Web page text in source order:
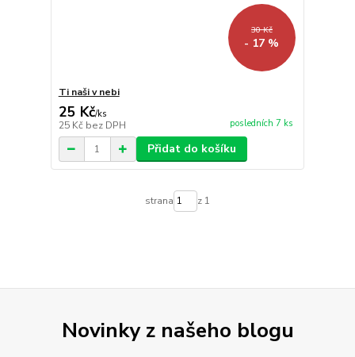
30 Kč
- 17 %
Ti naši v nebi
25 Kč/ks
25 Kč bez DPH posledních 7 ks
Přidat do košíku
strana z 1
Novinky z našeho blogu